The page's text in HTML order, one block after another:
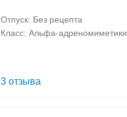
Отпуск: Без рецепта
Класс: Альфа-адреномиметики
3 отзыва